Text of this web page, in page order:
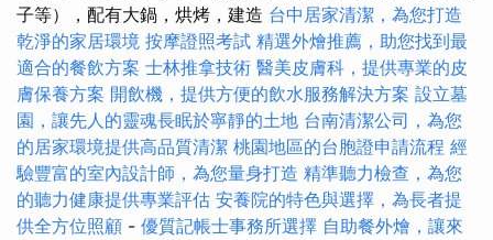
子等），配有大鍋，烘烤，建造 台中居家清潔，為您打造
乾淨的家居環境 按摩證照考試 精選外燴推薦，助您找到最
適合的餐飲方案 士林推拿技術 醫美皮膚科，提供專業的皮
膚保養方案 開飲機，提供方便的飲水服務解決方案 設立墓
園，讓先人的靈魂長眠於寧靜的土地 台南清潔公司，為您
的居家環境提供高品質清潔 桃園地區的台胞證申請流程 經
驗豐富的室內設計師，為您量身打造 精準聽力檢查，為您
的聽力健康提供專業評估 安養院的特色與選擇，為長者提
供全方位照顧 - 優質記帳士事務所選擇 自助餐外燴，讓來